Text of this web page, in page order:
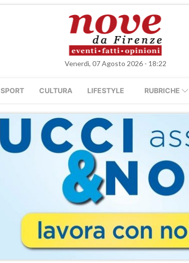
Venerdì, 07 Agosto 2026 - 18:22
SPORT CULTURA LIFESTYLE RUBRICHE